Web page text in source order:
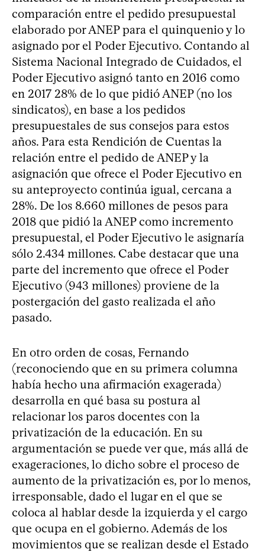
comparación entre el pedido presupuestal
elaborado por ANEP para el quinquenio y lo
asignado por el Poder Ejecutivo. Contando al
Sistema Nacional Integrado de Cuidados, el
Poder Ejecutivo asignó tanto en 2016 como
en 2017 28% de lo que pidió ANEP (no los
sindicatos), en base a los pedidos
presupuestales de sus consejos para estos
años. Para esta Rendición de Cuentas la
relación entre el pedido de ANEP y la
asignación que ofrece el Poder Ejecutivo en
su anteproyecto continúa igual, cercana a
28%. De los 8.660 millones de pesos para
2018 que pidió la ANEP como incremento
presupuestal, el Poder Ejecutivo le asignaría
sólo 2.434 millones. Cabe destacar que una
parte del incremento que ofrece el Poder
Ejecutivo (943 millones) proviene de la
postergación del gasto realizada el año
pasado.
En otro orden de cosas, Fernando
(reconociendo que en su primera columna
había hecho una afirmación exagerada)
desarrolla en qué basa su postura al
relacionar los paros docentes con la
privatización de la educación. En su
argumentación se puede ver que, más allá de
exageraciones, lo dicho sobre el proceso de
aumento de la privatización es, por lo menos,
irresponsable, dado el lugar en el que se
coloca al hablar desde la izquierda y el cargo
que ocupa en el gobierno. Además de los
movimientos que se realizan desde el Estado